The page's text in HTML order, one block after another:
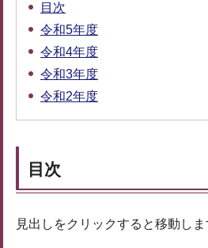
目次
令和5年度
令和4年度
令和3年度
令和2年度
目次
見出しをクリックすると移動しま